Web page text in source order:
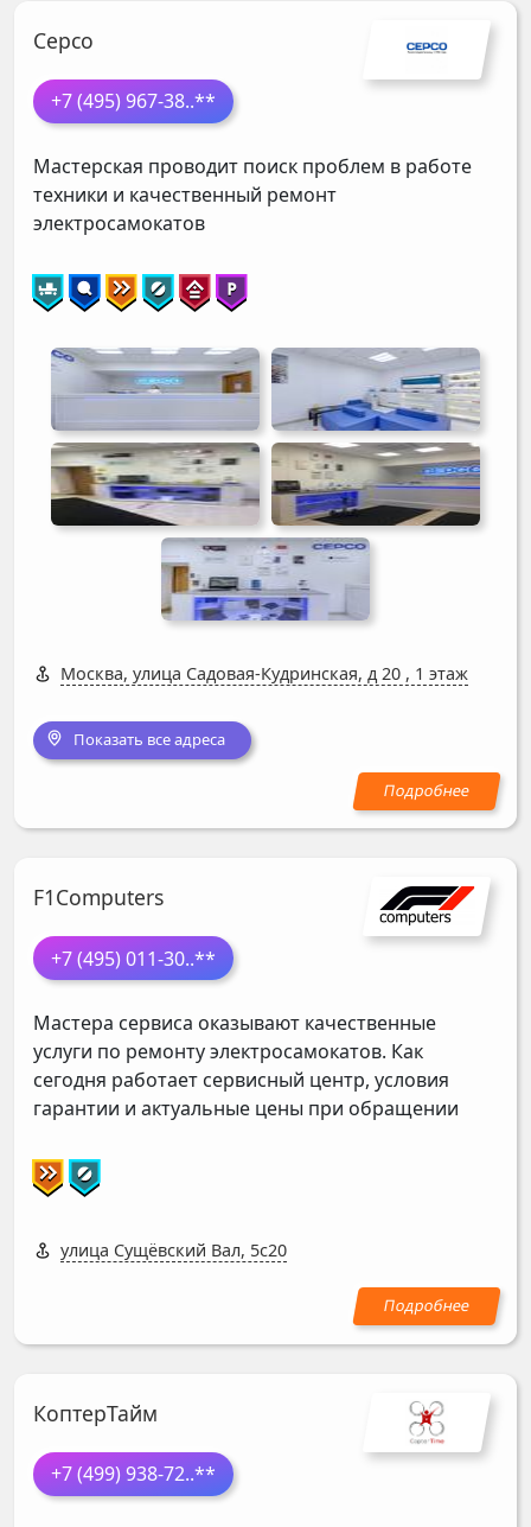
Серсо
+7 (495) 967-38..**
Мастерская проводит поиск проблем в работе
техники и качественный ремонт
электросамокатов
Москва, улица Садовая-Кудринская, д 20 , 1 этаж
Показать все адреса
F1Computers
+7 (495) 011-30..**
Мастера сервиса оказывают качественные
услуги по ремонту электросамокатов. Как
сегодня работает сервисный центр, условия
гарантии и актуальные цены при обращении
улица Сущёвский Вал, 5с20
КоптерТайм
+7 (499) 938-72..**